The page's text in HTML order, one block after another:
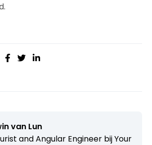
van Lun
and Angular Engineer bijYour